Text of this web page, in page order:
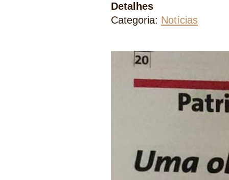
Detalhes
Categoria: Notícias